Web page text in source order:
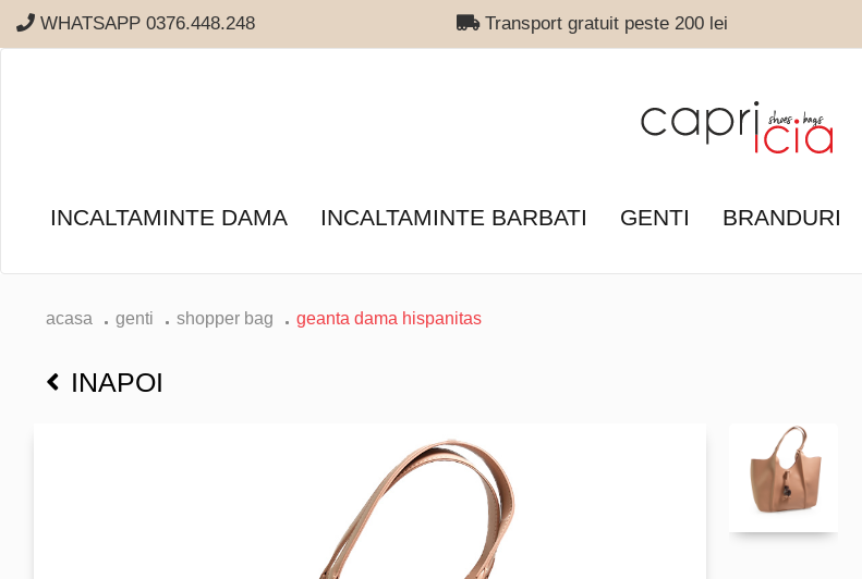
WHATSAPP 0376.448.248 Transport gratuit peste 200 lei
INCALTAMINTE DAMA INCALTAMINTE BARBATI GENTI BRANDURI
acasa genti shopper bag geanta dama hispanitas
INAPOI